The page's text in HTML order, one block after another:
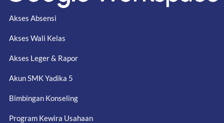
Akses Absensi
Akses Wali Kelas
Akses Leger & Rapor
Akun SMK Yadika 5
Bimbingan Konseling
Program Kewira Usahaan